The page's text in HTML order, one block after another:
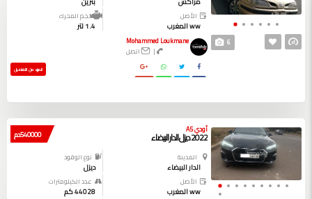
6
الأصل
ww المغرب
حجم المحرك
1.4 لتر
Mohammed Loukmane
|
اتصل
المزيد من التفاصيل
540000 دم أودي A5
2022 ديزل الدار البيضاء
المدينة
الدار البيضاء
نوع الوقود
ديزل
الأصل
ww المغرب
عدد الكيلومترات
44028 كم